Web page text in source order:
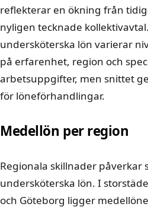
reflekterar en ökning från
nyligen tecknade
undersköterska lön varierar
på erfarenhet, region och
arbetsuppgifter, men snittet
för löneförhandlingar.
Medellön per region
Regionala skillnader påverkar
undersköterska lön. I
och Göteborg ligger